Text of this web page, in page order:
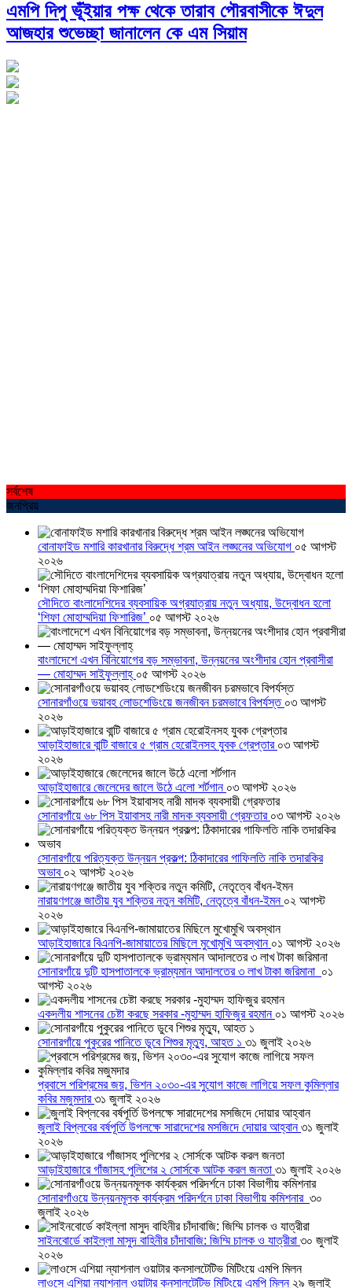
এমপি দিপু ভূঁইয়ার পক্ষ থেকে তারাব পৌরবাসীকে ঈদুল
আজহার শুভেচ্ছা জানালেন কে এম সিয়াম
সর্বশেষ
জনপ্রিয়
বোনাফাইড মশারি কারখানার বিরুদ্ধে শ্রম আইন লঙ্ঘনের অভিযোগ ০৫ আগস্ট
২০২৬
সৌদিতে বাংলাদেশিদের ব্যবসায়িক অগ্রযাত্রায় নতুন অধ্যায়, উদ্বোধন হলো
‘শিফা মোহাম্মদিয়া ফিশারিজ’ ০৫ আগস্ট ২০২৬
বাংলাদেশে এখন বিনিয়োগের বড় সম্ভাবনা, উন্নয়নের অংশীদার হোন প্রবাসীরা
— মোহাম্মদ সাইফুল্লাহ্ ০৫ আগস্ট ২০২৬
সোনারগাঁওয়ে ভয়াবহ লোডশেডিংয়ে জনজীবন চরমভাবে বিপর্যস্ত ০৩ আগস্ট
২০২৬
আড়াইহাজারে বান্টি বাজারে ৫ গ্রাম হেরোইনসহ যুবক গ্রেপ্তার ০৩ আগস্ট
২০২৬
আড়াইহাজারে জেলেদের জালে উঠে এলো শর্টগান ০৩ আগস্ট ২০২৬
সোনারগাঁয়ে ৬৮ পিস ইয়াবাসহ নারী মাদক ব্যবসায়ী গ্রেফতার ০৩ আগস্ট ২০২৬
সোনারগাঁয়ে পরিত্যক্ত উন্নয়ন প্রকল্প: ঠিকাদারের গাফিলতি নাকি তদারকির
অভাব ০২ আগস্ট ২০২৬
নারায়ণগঞ্জে জাতীয় যুব শক্তির নতুন কমিটি, নেতৃত্বে বাঁধন-ইমন ০২ আগস্ট
২০২৬
আড়াইহাজারে বিএনপি-জামায়াতের মিছিলে মুখোমুখি অবস্থান ০১ আগস্ট ২০২৬
সোনারগাঁয়ে দুটি হাসপাতালকে ভ্রাম্যমান আদালতের ৩ লাখ টাকা জরিমানা ০১
আগস্ট ২০২৬
একদলীয় শাসনের চেষ্টা করছে সরকার -মুহাম্মদ হাফিজুর রহমান ০১ আগস্ট ২০২৬
সোনারগাঁয়ে পুকুরের পানিতে ডুবে শিশুর মৃত্যু, আহত ১ ৩১ জুলাই ২০২৬
প্রবাসে পরিশ্রমের জয়, ভিশন ২০৩০-এর সুযোগ কাজে লাগিয়ে সফল কুমিল্লার
কবির মজুমদার৩১ জুলাই ২০২৬
জুলাই বিপ্লবের বর্ষপূর্তি উপলক্ষে সারাদেশের মসজিদে দোয়ার আহ্বান৩১ জুলাই
২০২৬
আড়াইহাজারে গাঁজাসহ পুলিশের ২ সোর্সকে আটক করল জনতা ৩১ জুলাই ২০২৬
সোনারগাঁওয়ে উন্নয়নমূলক কার্যক্রম পরিদর্শনে ঢাকা বিভাগীয় কমিশনার ৩০
জুলাই ২০২৬
সাইনবোর্ডে কাইল্লা মাসুদ বাহিনীর চাঁদাবাজি: জিম্মি চালক ও যাত্রীরা ৩০ জুলাই
২০২৬
লাওসে এশিয়া ন্যাশনাল ওয়াটার কনসালটেটিভ মিটিংয়ে এমপি মিলন ২৯ জুলাই